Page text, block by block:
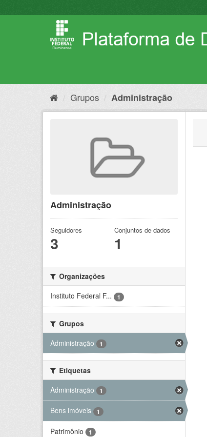
para
Grupos Administração
Administração
Seguidores
3
Conjuntos de dados
1
Organizações
Instituto Federal F...
1
Grupos
Administração
1
Etiquetas
Administração
1
Bens imóveis 1
Patrimônio 1